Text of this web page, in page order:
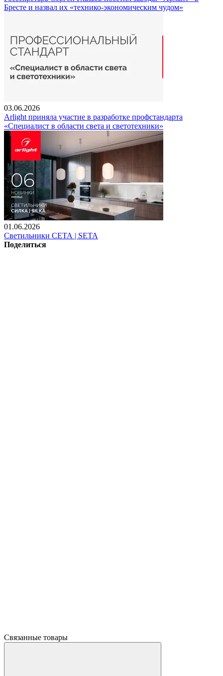
Бресте и назвал их «технико-экономическим чудом»
03.06.2026
Arlight приняла участие в разработке профстандарта
«Специалист в области света и светотехники»
01.06.2026
Светильники СЕТА | SETA
Поделиться
Связанные товары